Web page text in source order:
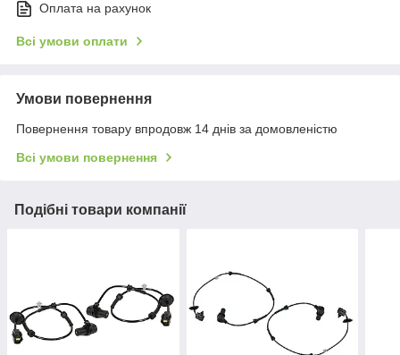
Оплата на рахунок
Всі умови оплати
Умови повернення
Повернення товару впродовж 14 днів за домовленістю
Всі умови повернення
Подібні товари компанії